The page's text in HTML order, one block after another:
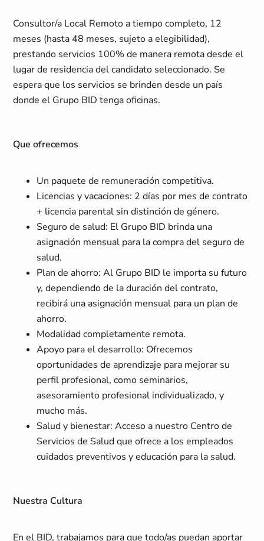
Consultor/a Local Remoto a tiempo completo, 12
meses (hasta 48 meses, sujeto a elegibilidad),
prestando servicios 100% de manera remota desde el
lugar de residencia del candidato seleccionado. Se
espera que los servicios se brinden desde un país
donde el Grupo BID tenga oficinas.
Que ofrecemos
Un paquete de remuneración competitiva.
Licencias y vacaciones: 2 días por mes de contrato
+ licencia parental sin distinción de género.
Seguro de salud: El Grupo BID brinda una
asignación mensual para la compra del seguro de
salud.
Plan de ahorro: Al Grupo BID le importa su futuro
y, dependiendo de la duración del contrato,
recibirá una asignación mensual para un plan de
ahorro.
Modalidadcompletamente remota.
Apoyo para el desarrollo: Ofrecemos
oportunidades de aprendizaje para mejorar su
perfil profesional, como seminarios,
asesoramiento profesional individualizado, y
mucho más.
Salud y bienestar: Acceso a nuestro Centro de
Servicios de Salud que ofrece a los empleados
cuidados preventivos y educación para la salud.
Nuestra Cultura
En el BID, trabajamos para que todo/as puedan aportar